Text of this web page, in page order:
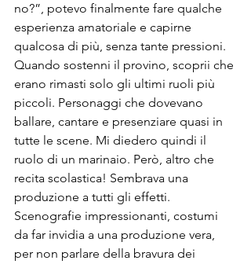
no?”, potevo finalmente fare qualche
esperienza amatoriale e capirne
qualcosa di più, senza tante pressioni.
Quando sostenni il provino, scoprii che
erano rimasti solo gli ultimi ruoli più
piccoli. Personaggi che dovevano
ballare, cantare e presenziare quasi in
tutte le scene. Mi diedero quindi il
ruolo di un marinaio. Però, altro che
recita scolastica! Sembrava una
produzione a tutti gli effetti.
Scenografie impressionanti, costumi
da far invidia a una produzione vera,
per non parlare della bravura dei